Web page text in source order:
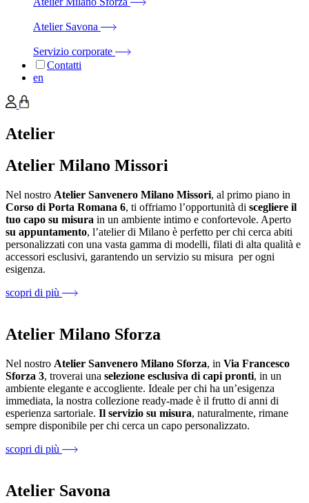
Atelier Savona
Servizio corporate
Contatti
en
Atelier
Atelier Milano Missori
Nel nostro Atelier Sanvenero Milano Missori, al primo piano in
Corso di Porta Romana 6, ti offriamo l’opportunità di scegliere il
tuo capo su misura in un ambiente intimo e confortevole. Aperto
su appuntamento, l’atelier di Milano è perfetto per chi cerca abiti
personalizzati con una vasta gamma di modelli, filati di alta qualità e
accessori esclusivi, garantendo un servizio su misura per ogni
esigenza.
scopri di più
Atelier Milano Sforza
Nel nostro Atelier Sanvenero Milano Sforza, in Via Francesco
Sforza 3, troverai una selezione esclusiva di capi pronti, in un
ambiente elegante e accogliente. Ideale per chi ha un’esigenza
immediata, la nostra collezione ready-made è il frutto di anni di
esperienza sartoriale. Il servizio su misura, naturalmente, rimane
sempre disponibile per chi cerca un capo personalizzato.
scopri di più
Atelier Savona